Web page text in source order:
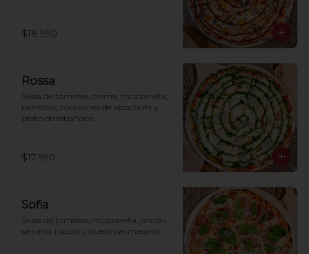
$18.990
Rossa
Salsa de tomates, crema, mozzarella,
palmitos, corazones de alcachofa y
pesto de albahaca.
$17.990
Sofia
Salsa de tomates, mozzarella, jamón
serrano, rúcula y queso parmesano.